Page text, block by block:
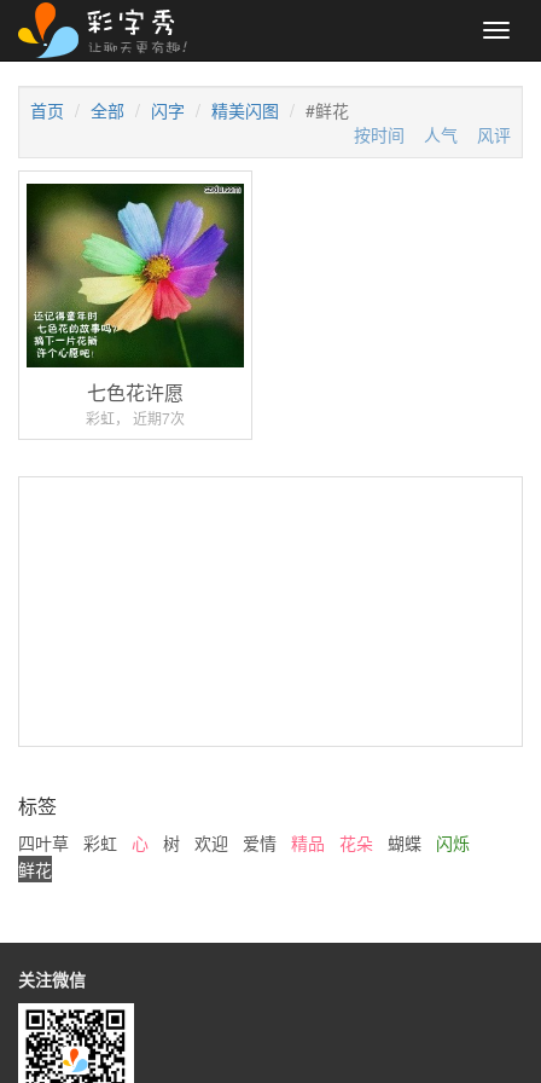
首页 全部 闪字 精美闪图
#鲜花
按时间
人气 风评
七色花许愿
彩虹， 近期7次
标签
四叶草 彩虹 心 树 欢迎 爱情 精品 花朵 蝴蝶
闪烁
鲜花
关注微信